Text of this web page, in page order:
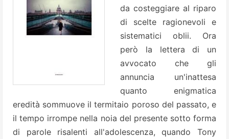
da costeggiare al riparo
di scelte ragionevoli e
sistematici oblii. Ora
però la lettera di un
avvocato che gli
annuncia un'inattesa
quanto enigmatica
eredità sommuove il termitaio poroso del passato, e
il tempo irrompe nella noia del presente sotto forma
di parole risalenti all'adolescenza, quando Tony